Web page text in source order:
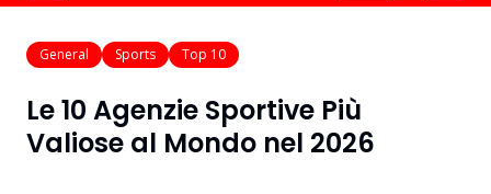
General Sports Top 10
Le 10 Agenzie Sportive Più
Valiose al Mondo nel 2026